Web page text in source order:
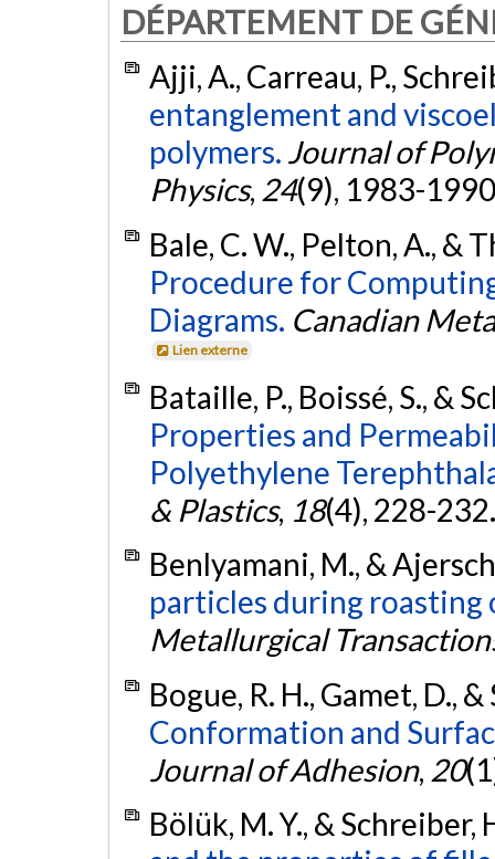
DÉPARTEMENT DE
Ajji, A., Carreau, P.,
entanglement and
polymers. Journal of
Physics, 24(9), 1983-
Bale, C. W., Pelton, A., &
Procedure for
Diagrams. Canadian
Lien externe
Bataille, P., Boissé, S., &
Properties and
Polyethylene
& Plastics, 18(4), 228-
Benlyamani, M., &
particles during roasting
Metallurgical
Bogue, R. H., Gamet, D.,
Conformation and
Journal of Adhesion, 20
Bölük, M. Y., & Schreiber,